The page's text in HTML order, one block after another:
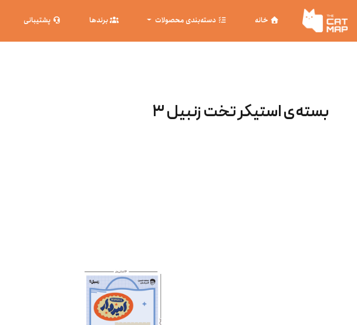
خانه دسته‌بندی محصولات برندها پشتیبانی
بسته‌ی استیکر تخت زنبیل ۳